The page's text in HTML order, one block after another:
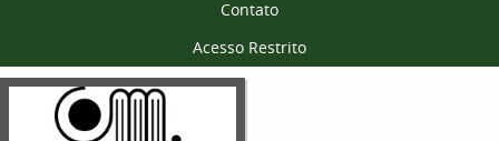
Contato
Acesso Restrito